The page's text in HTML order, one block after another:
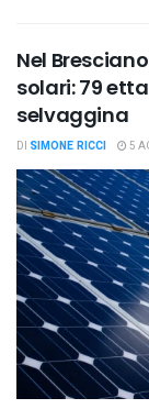
Nel
solari: 79
selvaggina
DI SIMONE RICCI 5